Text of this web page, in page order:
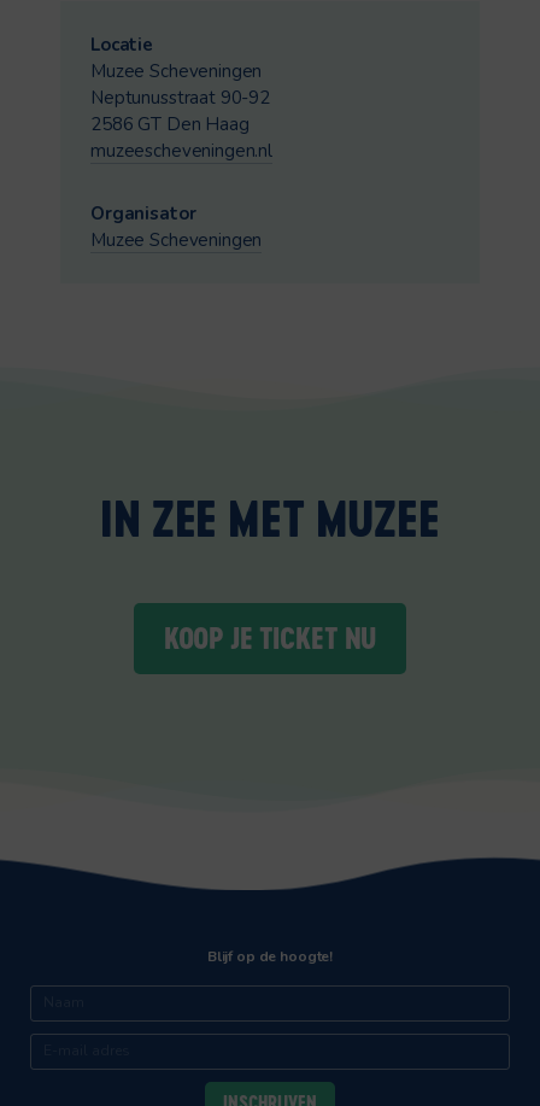
Locatie
Muzee Scheveningen
Neptunusstraat 90-92
2586 GT Den Haag
muzeescheveningen.nl
Organisator
Muzee Scheveningen
IN ZEE MET MUZEE
KOOP JE TICKET NU
Blijf op de hoogte!